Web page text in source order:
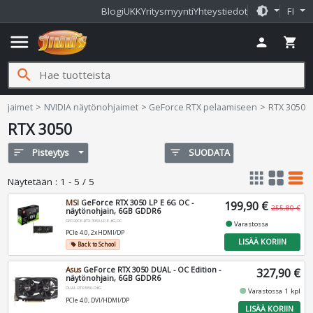
BlogiUKKYritysmyyntiYhteystiedot brightness_medium FI
menu person shopping_cart
search
NVIDIA näytönohjaimet GeForce RTX pelaamiseen RTX 3050
RTX 3050
sort Pisteytys filter_list SUODATA
Näytetään : 1 - 5 / 5 apps grid_view table_rows
MSI GeForce RTX 3050 LP E 6G OC -
näytönohjain, 6GB GDDR6
GEFORCE-RTX-3050-LP-E-6G-OC
PCIe 4.0, 2xHDMI/DP
local_offerBack to School
199,90 € 255,80 €
fiber_manual_recordVarastossa
LISÄÄ KORIIN
AsusGeForce RTX 3050 DUAL - OC Edition -
näytönohjain, 6GB GDDR6
DUAL-RTX3050-O6G
PCIe 4.0, DVI/HDMI/DP
327,90 €
fiber_manual_recordVarastossa 1 kpl
LISÄÄ KORIIN